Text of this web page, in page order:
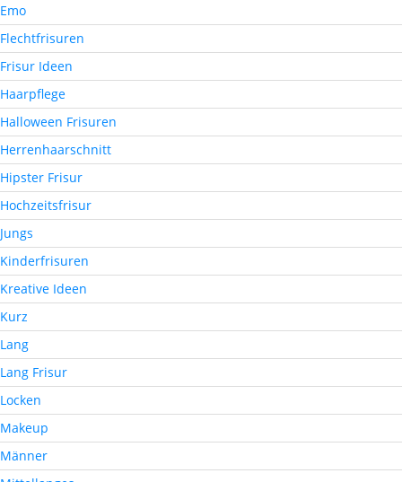
Emo
Flechtfrisuren
Frisur Ideen
Haarpflege
Halloween Frisuren
Herrenhaarschnitt
Hipster Frisur
Hochzeitsfrisur
Jungs
Kinderfrisuren
Kreative Ideen
Kurz
Lang
Lang Frisur
Locken
Makeup
Männer